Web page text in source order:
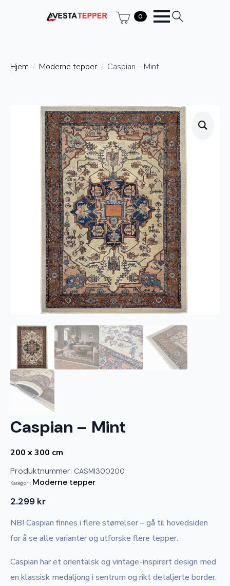
0
Hjem Moderne tepper Caspian – Mint
Caspian – Mint
200 x 300 cm
Produktnummer: CASMI300200
Kategori: Moderne tepper
2.299 kr
NB! Caspian finnes i flere størrelser – gå til hovedsiden
for å se alle varianter og utforske flere tepper.
Caspian har et orientalsk og vintage-inspirert design med
en klassisk medaljong i sentrum og rikt detaljerte border.